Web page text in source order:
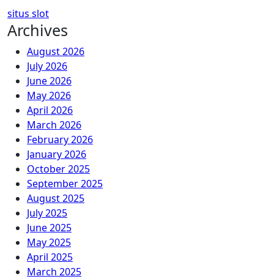
situs slot
Archives
August 2026
July 2026
June 2026
May 2026
April 2026
March 2026
February 2026
January 2026
October 2025
September 2025
August 2025
July 2025
June 2025
May 2025
April 2025
March 2025